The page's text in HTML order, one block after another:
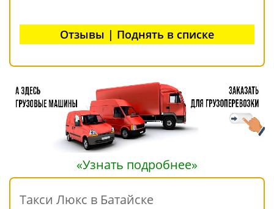
Отзывы | Поднять в списке
«Узнать подробнее»
Такси Люкс в Батайске